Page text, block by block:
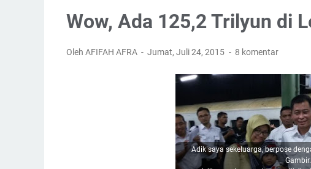
Wow, Ada 125,2 Trilyun di
Oleh AFIFAH AFRA Jumat, Juli 24, 2015 8 komentar
Adik saya sekeluarga, berpose
Gambir.